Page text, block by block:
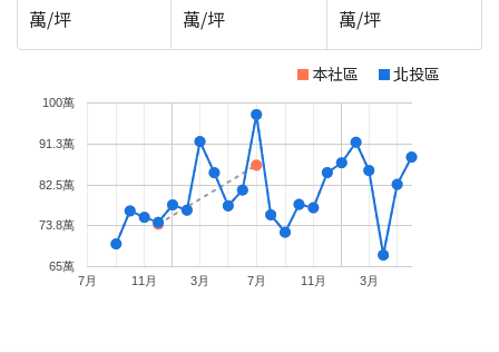
萬/坪 萬/坪 萬/坪
本社區 北投區
7月 11月 3月 7月 11月 3月
65萬
73.8萬
82.5萬
91.3萬
100萬